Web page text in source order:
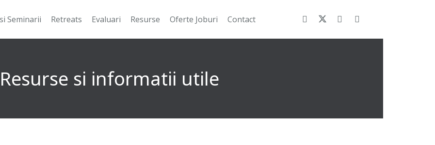
Seminarii Retreats Evaluari Resurse Oferte Joburi Contact
Resurse si informatii utile